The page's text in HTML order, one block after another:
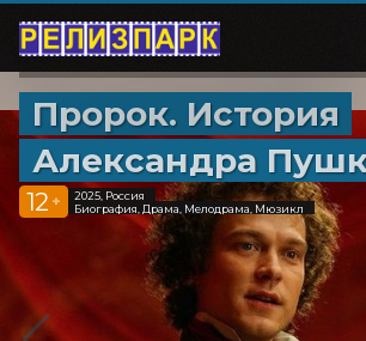
Пророк. История
Александра
12 +
2025, Россия
Биография, Драма, Мелодрама, Мюзикл